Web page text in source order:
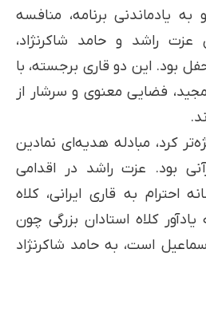
یادماندنی برنامه، منافسه
عزت راشد و حامد شاکرنژاد،
بود. این دو قاری برجسته، با
مجید، فضایی معنوی و سرشار از
کرد، مبادله هدیه‌ای نمادین
بود. عزت راشد در اقدامی
احترام به قاری ایرانی، کلاه
کلاه استادان بزرگی چون
است، به حامد شاکرنژاد